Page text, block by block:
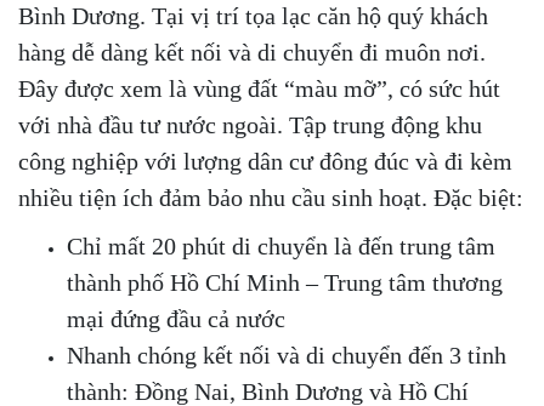
Bình Dương. Tại vị trí tọa lạc căn hộ quý khách
hàng dễ dàng kết nối và di chuyển đi muôn nơi.
Đây được xem là vùng đất “màu mỡ”, có sức hút
với nhà đầu tư nước ngoài. Tập trung động khu
công nghiệp với lượng dân cư đông đúc và đi kèm
nhiều tiện ích đảm bảo nhu cầu sinh hoạt. Đặc biệt:
Chỉ mất 20 phút di chuyển là đến trung tâm
thành phố Hồ Chí Minh – Trung tâm thương
mại đứng đầu cả nước
Nhanh chóng kết nối và di chuyển đến 3 tỉnh
thành: Đồng Nai, Bình Dương và Hồ Chí